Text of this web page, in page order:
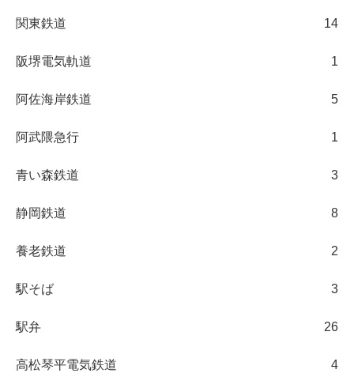
関東鉄道 14
阪堺電気軌道 1
阿佐海岸鉄道 5
阿武隈急行 1
青い森鉄道 3
静岡鉄道 8
養老鉄道 2
駅そば 3
駅弁 26
高松琴平電気鉄道 4